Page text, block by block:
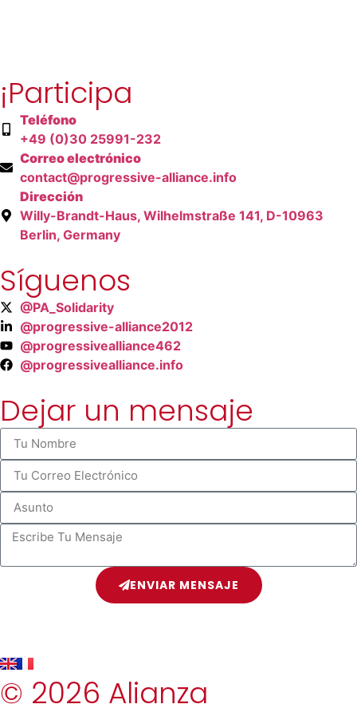
¡Participa
Teléfono
+49 (0)30 25991-232
Correo electrónico
contact@progressive-alliance.info
Dirección
Willy-Brandt-Haus, Wilhelmstraße 141, D-10963
Berlin, Germany
Síguenos
@PA_Solidarity
@progressive-alliance2012
@progressivealliance462
@progressivealliance.info
Dejar un mensaje
ENVIAR MENSAJE
© 2026 Alianza